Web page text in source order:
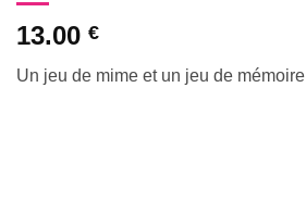
13.00 €
Un jeu de mime et un jeu de mémoire